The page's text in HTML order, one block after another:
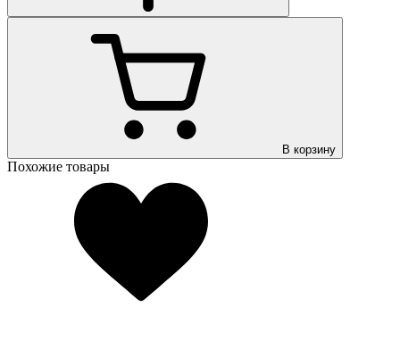
В корзину
Похожие товары